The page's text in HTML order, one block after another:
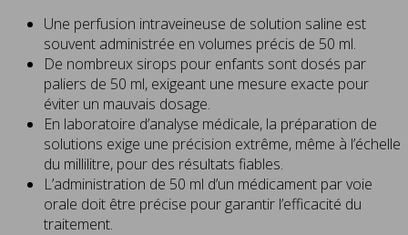
Une perfusion intraveineuse de solution saline est
souvent administrée en volumes précis de 50 ml.
De nombreux sirops pour enfants sont dosés par
paliers de 50 ml, exigeant une mesure exacte pour
éviter un mauvais dosage.
En laboratoire d’analyse médicale, la préparation de
solutions exige une précision extrême, même à l’échelle
du millilitre, pour des résultats fiables.
L’administration de 50 ml d’un médicament par voie
orale doit être précise pour garantir l’efficacité du
traitement.